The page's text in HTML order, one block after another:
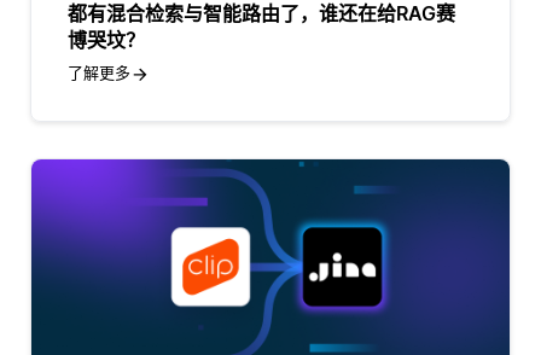
都有混合检索与智能路由了，谁还在给RAG赛
博哭坟？
了解更多